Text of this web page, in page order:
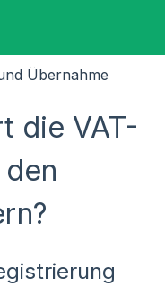
Übernahme
die VAT-